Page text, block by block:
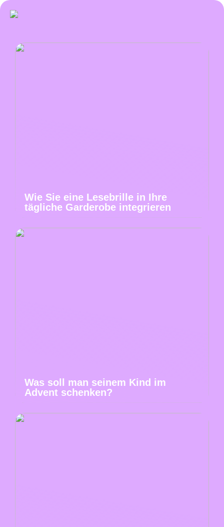
Wie Sie eine Lesebrille in Ihre
tägliche Garderobe integrieren
Was soll man seinem Kind im
Advent schenken?